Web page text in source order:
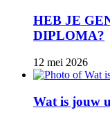
HEB JE
DIPLOMA?
12 mei 2026
Wat is jouw